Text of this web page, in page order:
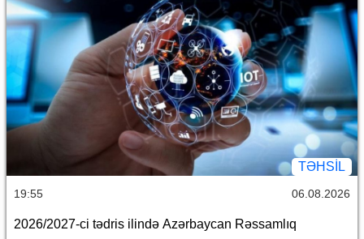
TƏHSIL
19:55 06.08.2026
2026/2027-ci tədris ilində Azərbaycan Rəssamlıq